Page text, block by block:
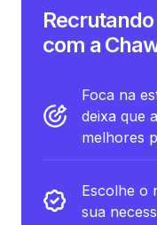
Recrutando
com a
Foca na
deixa que
melhores
Escolhe o
sua